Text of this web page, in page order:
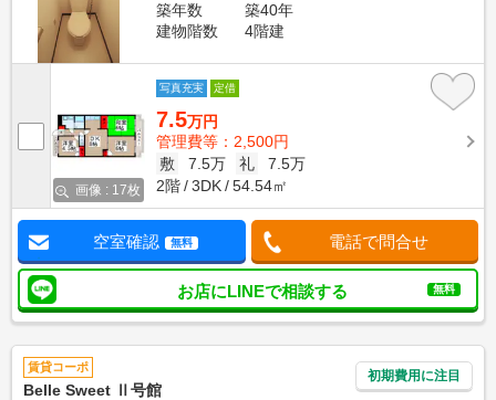
築年数
築40年
建物階数
4階建
画像 : 17枚
写真充実 定借
7.5万円
管理費等：2,500円
敷
7.5万 礼
7.5万
2階
3DK 54.54㎡
空室確認 無料 電話で問合せ
お店にLINEで相談する 無料
賃貸コーポ
Belle Sweet Ⅱ号館
初期費用に注目